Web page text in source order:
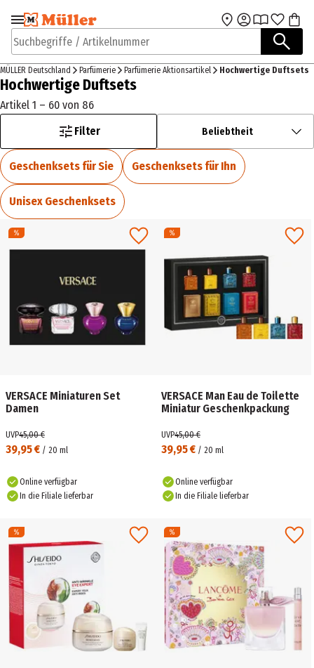
Zur Navigation
springen
Zum Hauptinhalt
Suchbegriffe / Artikelnummer
MÜLLER Deutschland Parfümerie Parfümerie Aktionsartikel Hochwertige Duftsets
Hochwertige Duftsets
Artikel 1 – 60 von 86
Filter
Beliebtheit
Geschenksets für Sie Geschenksets für Ihn
Unisex Geschenksets
VERSACE Miniaturen Set
Damen
39,95 € / 20 ml
UVP45,00 €
Online verfügbar
In die Filiale lieferbar
VERSACE Man Eau de Toilette
Miniatur Geschenkpackung
39,95 € / 20 ml
UVP45,00 €
Online verfügbar
In die Filiale lieferbar